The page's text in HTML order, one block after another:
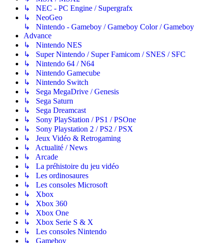
↳ NEC - PC Engine / Supergrafx
↳ NeoGeo
↳ Nintendo - Gameboy / Gameboy Color / Gameboy
Advance
↳ Nintendo NES
↳ Super Nintendo / Super Famicom / SNES / SFC
↳ Nintendo 64 / N64
↳ Nintendo Gamecube
↳ Nintendo Switch
↳ Sega MegaDrive / Genesis
↳ Sega Saturn
↳ Sega Dreamcast
↳ Sony PlayStation / PS1 / PSOne
↳ Sony Playstation 2 / PS2 / PSX
↳ Jeux Vidéo & Retrogaming
↳ Actualité / News
↳ Arcade
↳ La préhistoire du jeu vidéo
↳ Les ordinosaures
↳ Les consoles Microsoft
↳ Xbox
↳ Xbox 360
↳ Xbox One
↳ Xbox Serie S & X
↳ Les consoles Nintendo
↳ Gameboy